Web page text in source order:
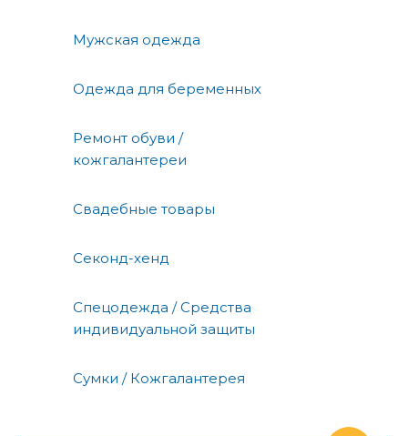
Мужская одежда
Одежда для беременных
Ремонт обуви /
кожгалантереи
Свадебные товары
Секонд-хенд
Спецодежда / Средства
индивидуальной защиты
Сумки / Кожгалантерея